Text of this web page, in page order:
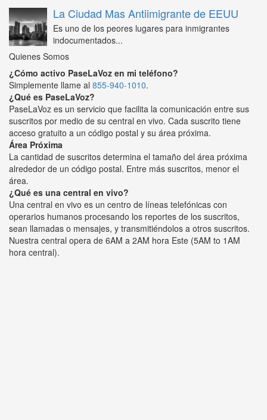
La Ciudad Mas Antiimigrante de EEUU
Es uno de los peores lugares para inmigrantes
indocumentados...
Quienes Somos
¿Cómo activo PaseLaVoz en mi teléfono?
Simplemente llame al 855-940-1010.
¿Qué es PaseLaVoz?
PaseLaVoz es un servicio que facilita la comunicación entre sus
suscritos por medio de su central en vivo. Cada suscrito tiene
acceso gratuito a un código postal y su área próxima.
Área Próxima
La cantidad de suscritos determina el tamaño del área próxima
alrededor de un código postal. Entre más suscritos, menor el
área.
¿Qué es una central en vivo?
Una central en vivo es un centro de líneas telefónicas con
operarios humanos procesando los reportes de los suscritos,
sean llamadas o mensajes, y transmitiéndolos a otros suscritos.
Nuestra central opera de 6AM a 2AM hora Este (5AM to 1AM
hora central).